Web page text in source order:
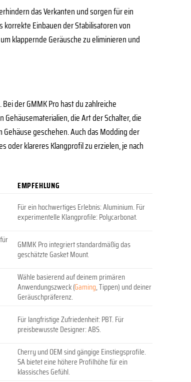
das Verkanten und sorgen für ein
korrekte Einbauen der Stabilisatoren von
klappernde Geräusche zu eliminieren und
der GMMK Pro hast du zahlreiche
die Art der Schalter, die
geschehen. Auch das Modding der
oder klareres Klangprofil zu erzielen, je nach
EMPFEHLUNG
Für ein hochwertiges Erlebnis: Aluminium. Für
experimentelle Klangprofile: Polycarbonat.
GMMK Pro integriert standardmäßig das
geschätzte Gasket Mount.
Wähle basierend auf deinem primären
Anwendungszweck (Gaming, Tippen) und deiner
Geräuschpräferenz.
Für langfristige Zufriedenheit: PBT. Für
preisbewusste Designer: ABS.
Cherry und OEM sind gängige Einstiegsprofile.
SA bietet eine höhere Profilhöhe für ein
klassisches Gefühl.